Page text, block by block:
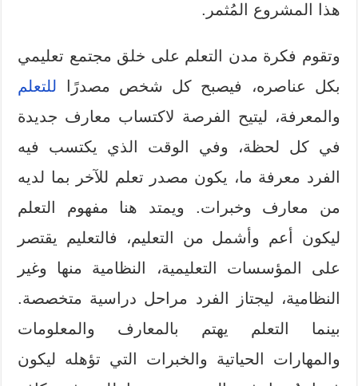
هذا المشروع المُثمر.
وتقوم فكرة مدن التعلم على خلق مجتمع تعليمي
بكل عناصره، فيصبح كل شخص مصدرًا للتعلم
والمعرفة، ليتيح الفرصة لاكتساب معارف جديدة
في كل لحظة، وفي الوقت الذي يكتسب فيه
الفرد معرفة ما، يكون مصدر تعلم للآخر بما لديه
من معارف وخبرات. ويمتد هنا مفهوم التعلم
ليكون أعم وأشمل من التعليم، فالتعليم يقتصر
على المؤسسات التعليمية، النظامية منها وغير
النظامية، ليجتاز الفرد مراحل دراسية متخصصة.
بينما التعلم يهتم بالمعارف والمعلومات
والمهارات الحياتية والخبرات التي تؤهله ليكون